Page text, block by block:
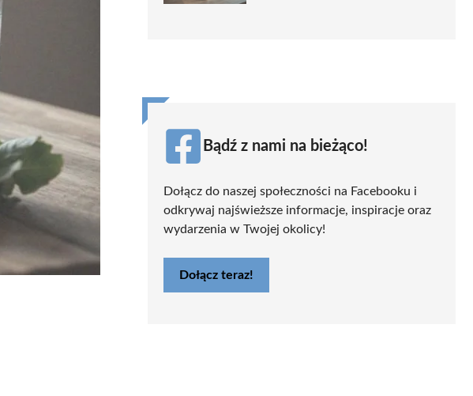
Bądź z nami na bieżąco!
Dołącz do naszej społeczności na Facebooku i
odkrywaj najświeższe informacje, inspiracje oraz
wydarzenia w Twojej okolicy!
Dołącz teraz!